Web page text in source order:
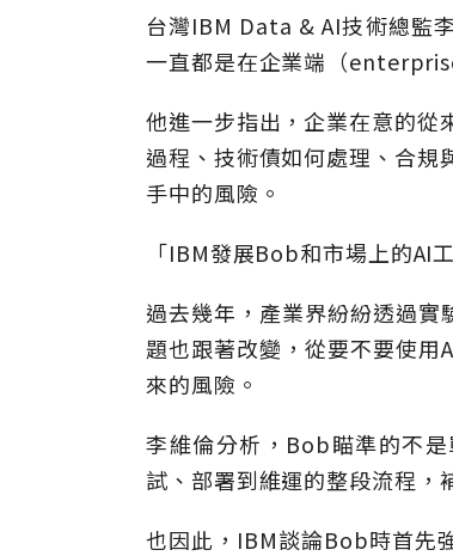
台灣IBM Data & AI技術總監
一直都是在企業端（
他進一步指出，企業在意的從
過程、技術債如何處理、合規
手中的風險。
「IBM發展Bob和市場上的AI
過去幾年，產業界紛紛透過實
題也跟著改變，從要不要使用
來的風險。
李維倫分析，Bob瞄準的不
試、部署到維運的整段流程，
也因此，IBM談論Bob時首先